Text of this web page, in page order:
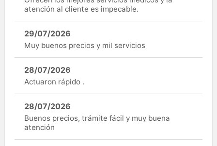
atención al cliente es impecable.
29/07/2026
Muy buenos precios y mil servicios
28/07/2026
Actuaron rápido .
28/07/2026
Buenos precios, trámite fácil y muy buena
atención